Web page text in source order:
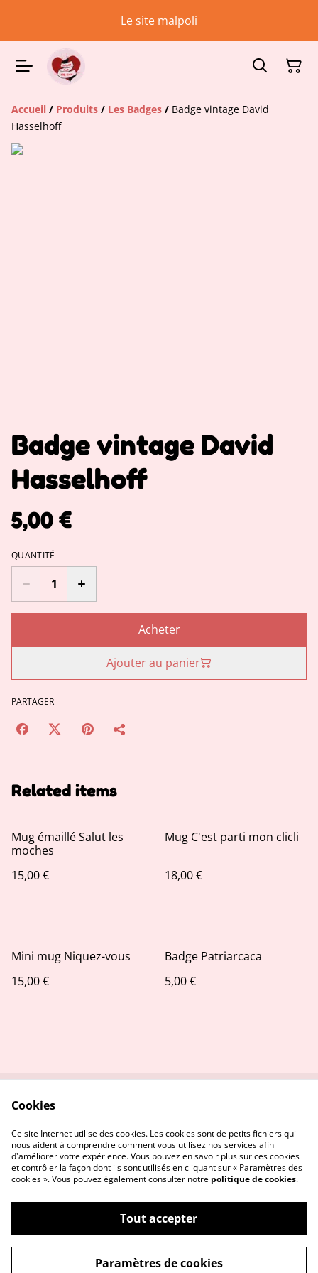
Le site malpoli
Accueil / Produits / Les Badges / Badge vintage David
Hasselhoff
Badge vintage David
Hasselhoff
5,00 €
QUANTITÉ
Acheter
Ajouter au panier
PARTAGER
Related items
Mug émaillé Salut les
moches
15,00 €
Mug C'est parti mon clicli
18,00 €
Mini mug Niquez-vous
15,00 €
Badge Patriarcaca
5,00 €
Politique de
confidentialité
Politique de cookies
©2026Stitch and the city
Cookies
Ce site Internet utilise des cookies. Les cookies sont de petits fichiers qui
nous aident à comprendre comment vous utilisez nos services afin
d'améliorer votre expérience. Vous pouvez en savoir plus sur ces cookies
et contrôler la façon dont ils sont utilisés en cliquant sur « Paramètres des
cookies ». Vous pouvez également consulter notre politique de cookies.
Tout accepter
Paramètres de cookies